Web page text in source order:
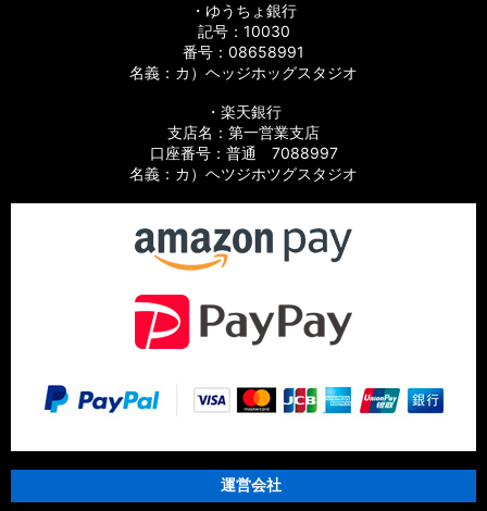
【シマノ】13-16バイオマスターSW［BIOMASTER SW］対応
【シマノ】10バイオマスターSW［BIOMASTER SW］対応 カ
【シマノ】19スフェロスSW［SPHEROS SW］対応 カスタム
【シマノ】21スフェロスSW［SPHEROS SW］対応 カスタム
【シマノ】14スフェロスSW［SPHEROS SW］対応 カスタム
【シマノ】21エクスセンス［EXSENCE］対応 カスタムパーツ
【シマノ】20エクスセンスBB［EXSENCE BB］対応 カスタム
パーツ
【シマノ】18エクスセンスCI4+［EXSENCE CI4+］対応 カス
タムパーツ
・ゆうちょ銀行
記号：10030
番号：08658991
名義：カ）ヘッジホッグスタジオ
・楽天銀行
支店名：第一営業支店
口座番号：普通 7088997
名義：カ）ヘツジホツグスタジオ
運営会社